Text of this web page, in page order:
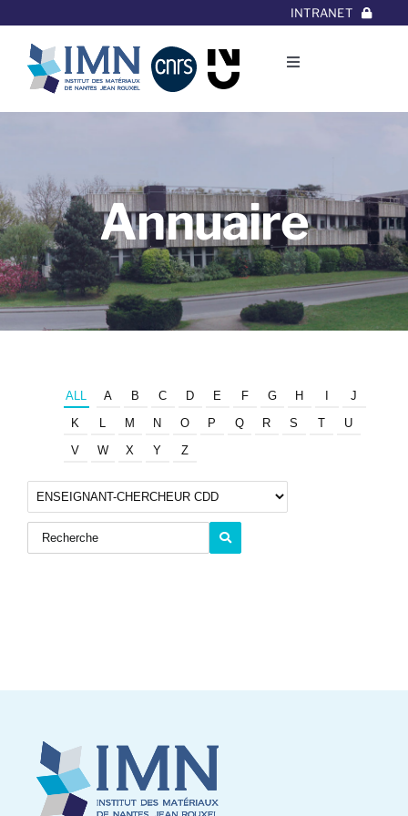
au
contenu
INTRANET
Toggle
L’Institut
Equipes
Projets/Collaborations
Annuaire
ALL A B C D E F G H
J
K
L M N O P Q R S T
U
V
W X Y Z